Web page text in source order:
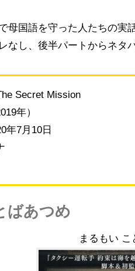
母国語を守った人たちの実
なし、後半パートからネタ
Secret Mission
年）
年7月10日
ばあつめ
まるもい こ